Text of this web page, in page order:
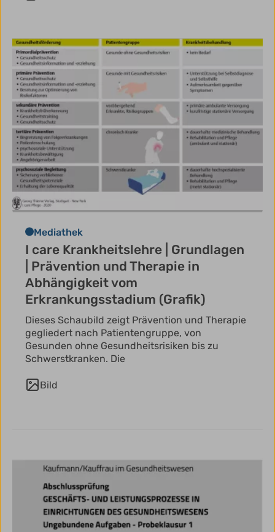
Mediathek
I care Krankheitslehre | Grundlagen
| Prävention und Therapie in
Abhängigkeit vom
Erkrankungsstadium (Grafik)
Dieses Schaubild zeigt Prävention und Therapie
gegliedert nach Patientengruppe, von
Gesunden ohne Gesundheitsrisiken bis zu
Schwerstkranken. Die
Bild